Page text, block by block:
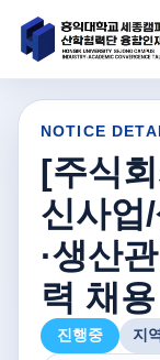
NOTICE
[주식
신사업
·생산
력 채용
진행중 지